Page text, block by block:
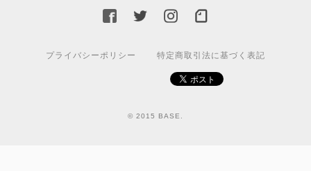
プライバシーポリシー 特定商取引法に基づく表記
© 2015 BASE.